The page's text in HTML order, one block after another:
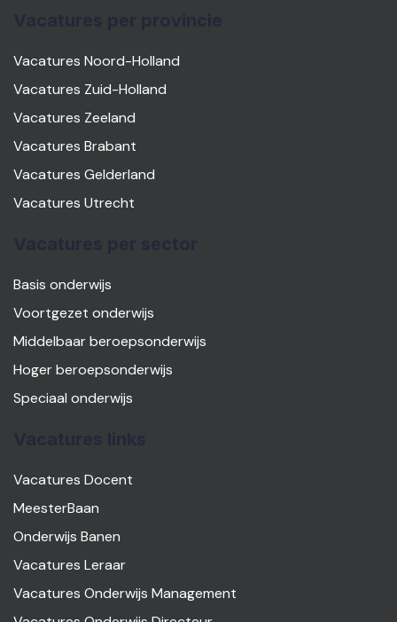
Vacatures Noord-Holland
Vacatures Zuid-Holland
Vacatures Zeeland
Vacatures Brabant
Vacatures Gelderland
Vacatures Utrecht
Basis onderwijs
Voortgezet onderwijs
Middelbaar beroepsonderwijs
Hoger beroepsonderwijs
Speciaal onderwijs
Vacatures Docent
MeesterBaan
Onderwijs Banen
Vacatures Leraar
Vacatures Onderwijs Management